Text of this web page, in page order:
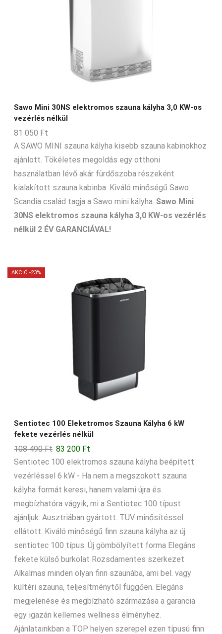
9-20-m3
9-35-m3
Nincs Termék
Sawo Mini 30NS elektromos szauna kályha 3,0 KW-os
vezérlés nélkül
81 050 Ft
A SAWO MINI szauna kályha kisebb szauna kabinokhoz
ajánlott. Tökéletes megoldás egy otthoni
használatban lévő akár fürdőszoba részeként
kialakított szauna kabinba. Kiváló minőségű Sawo
Scandia család tagja a Sawo mini kályha. Sawo Mini
30NS elektromos szauna kályha 3,0 KW-os vezérlés
nélkül 2 ÉV GARANCIÁVAL!
AKCIÓ -23%
Sentiotec 100 Eleketromos Szauna Kályha 6 kW
fekete vezérlés nélkül
108 490Ft Original
price
was:
108
83 200 Ft
price
is:
83
Sentiotec 100 elektromos szauna kályha beépített
vezérléssel 6 kW - Ha nem a megszokott szauna
kályha formát keresi, hanem valami újra és
megbízhatóra vágyik, mi a Sentiotec 100 típust
ajánljuk. Ausztriában gyártott. TÜV minősítéssel
ellátott. Kiváló minőségű finn szauna kályha az új
sentiotec 100 típus. Új gömbölyített forma Elegáns
fekete külső burkolat Rozsdamentes szerkezet
Alkalmas minden olyan finn szaunába, ami bel. vagy
kültéri szauna, teljesítménytől függően. Elegáns
megjelenése és megbízható származása a garancia
egy igazán kellemes wellness élményhez.
Ajánlatainkban a TOP helyen szerepel ezen típusú finn